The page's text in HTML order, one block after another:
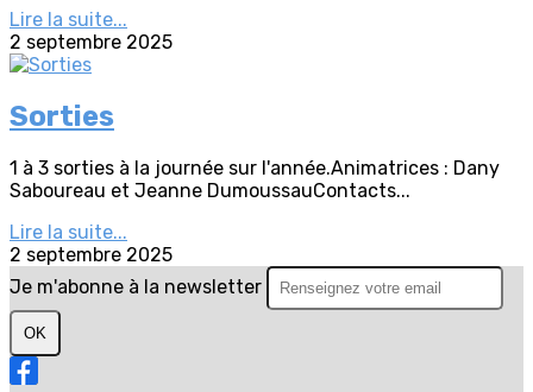
Lire la suite...
2 septembre 2025
Sorties
1 à 3 sorties à la journée sur l'année.Animatrices : Dany
Saboureau et Jeanne DumoussauContacts...
Lire la suite...
2 septembre 2025
Je m'abonne à la newsletter
OK